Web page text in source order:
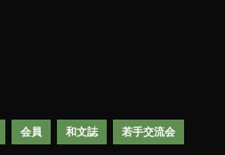
会員 和文誌 若手交流会